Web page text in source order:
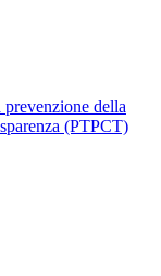
della
(PTPCT)